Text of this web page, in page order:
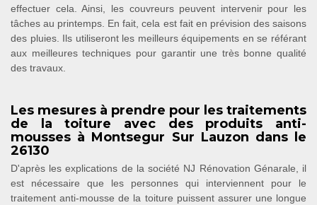
effectuer cela. Ainsi, les couvreurs peuvent intervenir pour les
tâches au printemps. En fait, cela est fait en prévision des saisons
des pluies. Ils utiliseront les meilleurs équipements en se référant
aux meilleures techniques pour garantir une très bonne qualité
des travaux.
Les mesures à prendre pour les traitements
de la toiture avec des produits anti-
mousses à Montsegur Sur Lauzon dans le
26130
D'après les explications de la société NJ Rénovation Génarale, il
est nécessaire que les personnes qui interviennent pour le
traitement anti-mousse de la toiture puissent assurer une longue